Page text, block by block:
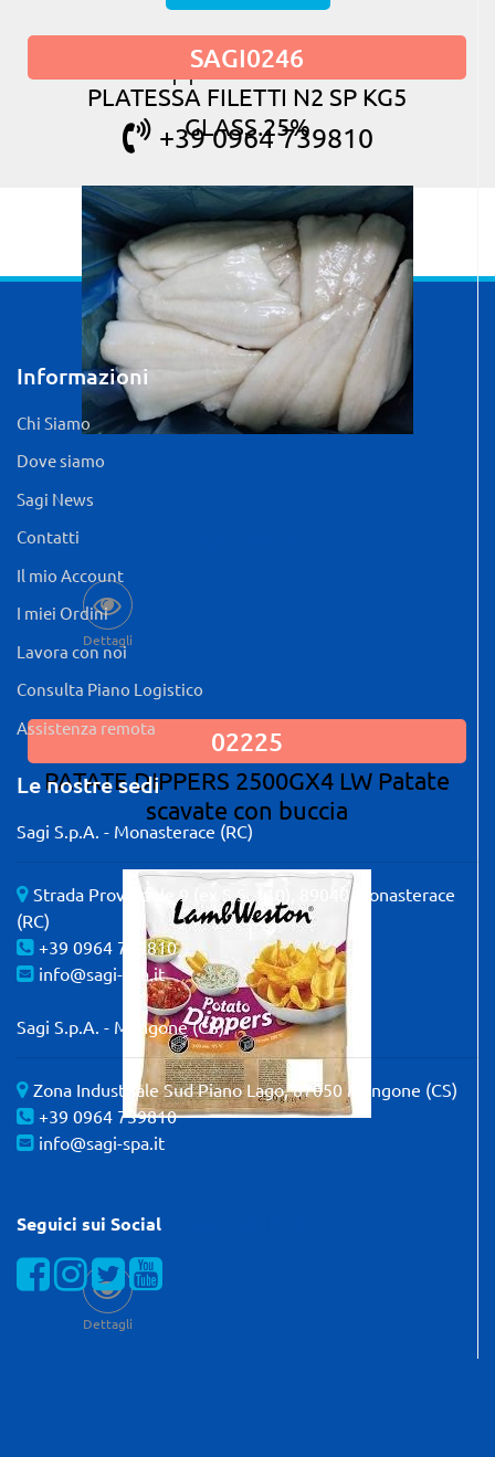
SAGI0246
PLATESSA FILETTI N2 SP KG5
GLASS.25%
Dettagli
02225
PATATE DIPPERS 2500GX4 LW Patate
scavate con buccia
Dettagli
oppure chiama
+39 0964 739810
Informazioni
Chi Siamo
Dove siamo
Sagi News
Contatti
Il mio Account
I miei Ordini
Lavora con noi
Consulta Piano Logistico
Assistenza remota
Le nostre sedi
Sagi S.p.A. - Monasterace (RC)
Strada Provinciale 9 (ex S.S. 110), 89040 Monasterace
(RC)
+39 0964 739810
info@sagi-spa.it
Sagi S.p.A. - Mangone (CS)
Zona Industriale Sud Piano Lago, 87050 Mangone (CS)
+39 0964 739810
info@sagi-spa.it
Seguici sui Social
Visualizza la nostra pagina Facebook
Visualizza il nostro profilo Instagram
Visualizza il nostro profilo Twitter
Visualizza il nostro canale YOUTube